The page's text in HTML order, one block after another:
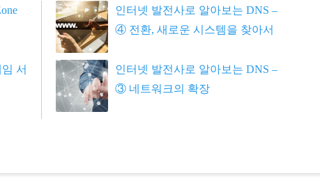
서
인터넷 발전사로 알아보는 DNS –
④ 전환, 새로운 시스템을 찾아서
인터넷 발전사로 알아보는 DNS –
③ 네트워크의 확장